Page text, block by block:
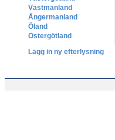
Västmanland
Ångermanland
Öland
Östergötland
Lägg in ny efterlysning